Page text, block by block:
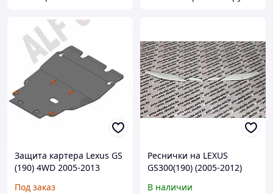
Защита картера Lexus GS
(190) 4WD 2005-2013
Под заказ
Реснички на LEXUS
GS300(190) (2005-2012)
В наличии